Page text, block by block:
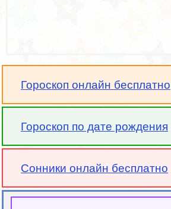
Гороскоп онлайн бесплатно
Гороскоп по дате рождения
Сонники онлайн бесплатно